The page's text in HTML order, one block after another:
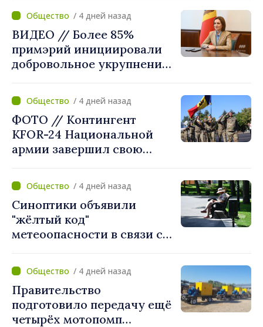
Новоаненской и Сорокской
районных больницах
/ 4 дней назад
ВИДЕО // Более 85%
примэрий инициировали
добровольное укрупнение.
приветствует смелые
решения местных властей:
«Вы поставили интересы
людей на первое место»
/ 4 дней назад
ФОТО // Контингент
KFOR-24 Национальной
армии завершил свою
/ 4 дней назад
Синоптики объявили
"жёлтый код"
метеоопасности в связи с
поднимется до 36°C
/ 4 дней назад
Правительство
подготовило передачу ещё
четырёх мотопомп